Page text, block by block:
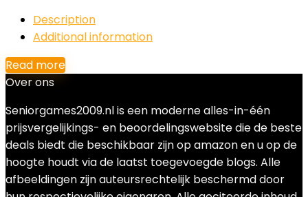
Description
Additional information
Read more
Over ons
Seniorgames2009.nl is een moderne alles-in-één
prijsvergelijkings- en beoordelingswebsite die de beste
deals biedt die beschikbaar zijn op amazon en u op de
hoogte houdt via de laatst toegevoegde blogs. Alle
afbeeldingen zijn auteursrechtelijk beschermd door